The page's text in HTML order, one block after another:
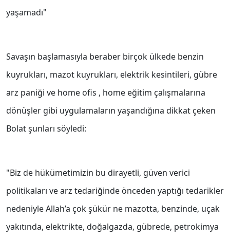
yaşamadı"
Savaşın başlamasıyla beraber birçok ülkede benzin
kuyrukları, mazot kuyrukları, elektrik kesintileri, gübre
arz paniği ve home ofis , home eğitim çalışmalarına
dönüşler gibi uygulamaların yaşandığına dikkat çeken
Bolat şunları söyledi:
"Biz de hükümetimizin bu dirayetli, güven verici
politikaları ve arz tedariğinde önceden yaptığı tedarikler
nedeniyle Allah’a çok şükür ne mazotta, benzinde, uçak
yakıtında, elektrikte, doğalgazda, gübrede, petrokimya